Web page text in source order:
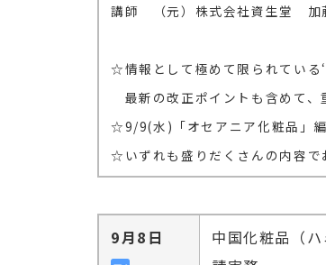
講師 （元）株式会社資生堂 加
☆情報として極めて限られている
最新の改正ポイントも含めて、
☆9/9(水)「オセアニア化粧品」
☆いずれも盛りだくさんの内容で
9月8日
中国化粧品（